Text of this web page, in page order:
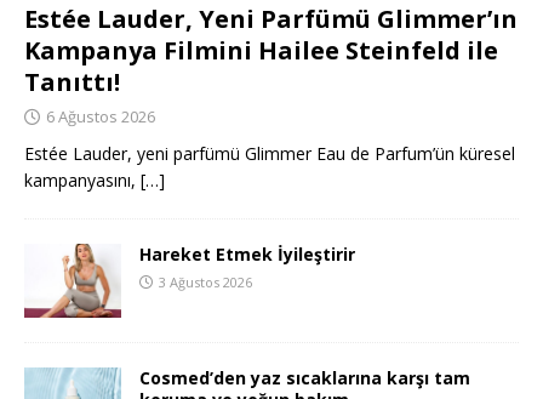
Estée Lauder, Yeni Parfümü Glimmer’ın
Kampanya Filmini Hailee Steinfeld ile
Tanıttı!
6 Ağustos 2026
Estée Lauder, yeni parfümü Glimmer Eau de Parfum’ün küresel
kampanyasını, […]
Hareket Etmek İyileştirir
3 Ağustos 2026
Cosmed’den yaz sıcaklarına karşı tam